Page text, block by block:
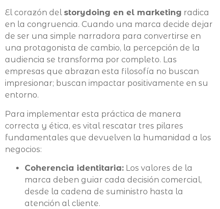
El corazón del storydoing en el marketing radica
en la congruencia. Cuando una marca decide dejar
de ser una simple narradora para convertirse en
una protagonista de cambio, la percepción de la
audiencia se transforma por completo. Las
empresas que abrazan esta filosofía no buscan
impresionar; buscan impactar positivamente en su
entorno.
Para implementar esta práctica de manera
correcta y ética, es vital rescatar tres pilares
fundamentales que devuelven la humanidad a los
negocios:
Coherencia identitaria: Los valores de la
marca deben guiar cada decisión comercial,
desde la cadena de suministro hasta la
atención al cliente.